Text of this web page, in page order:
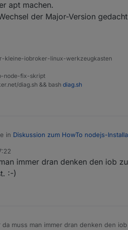
apt machen.
der Major-Version
kleine-iobroker-linux-werkzeugkasten
node-fix-skript
diag.sh && bash diag.sh
in Diskussion zum HowTo nodejs-
per apt.
immer dran denken den iob
:-)
da muss man immer dran denken den